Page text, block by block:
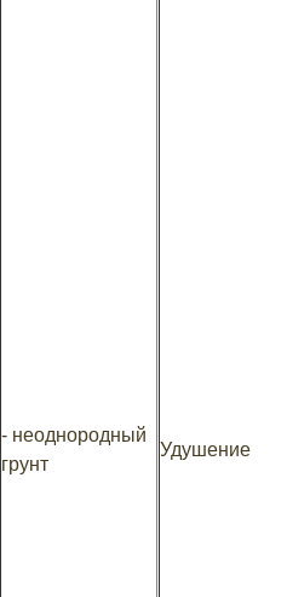
- неоднородный
грунт
Удушение